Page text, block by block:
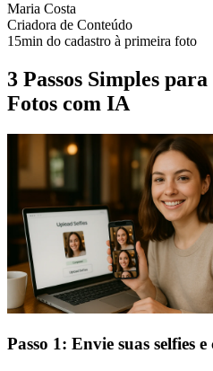
Maria Costa
Criadora de Conteúdo
15min do cadastro à primeira foto
3 Passos Simples
Fotos com IA
Passo 1: Envie suas selfies